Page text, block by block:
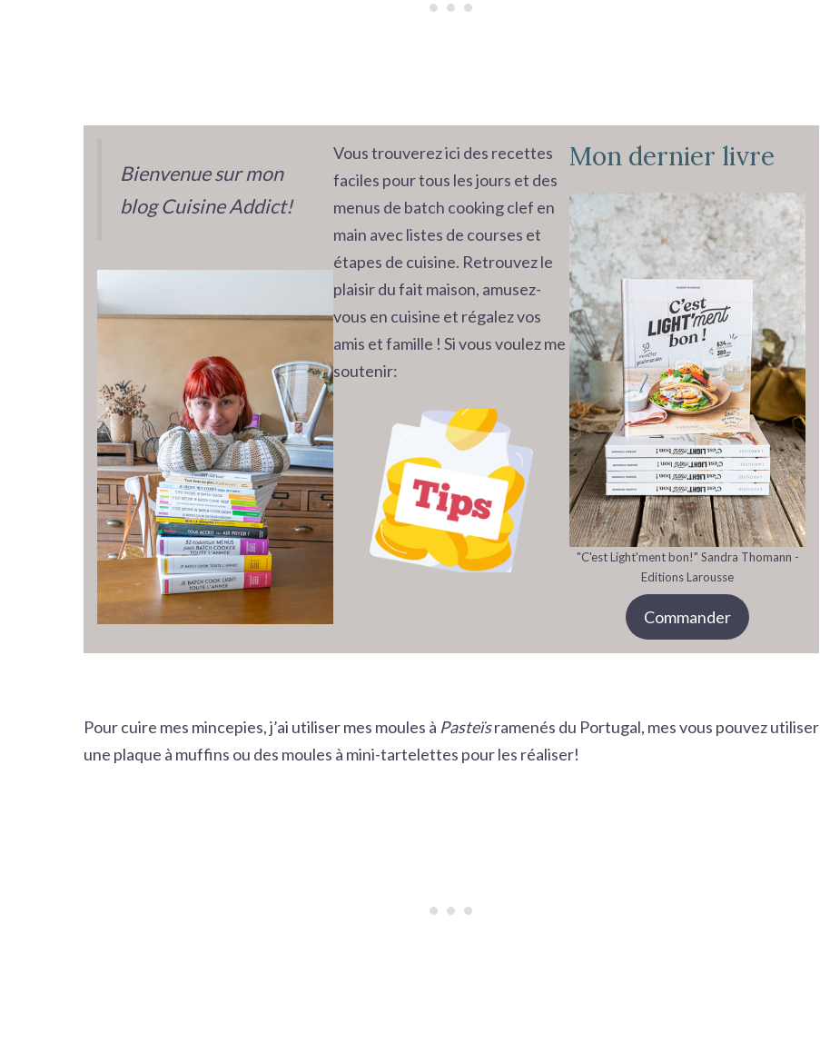
Bienvenue sur mon
blog Cuisine Addict!
Vous trouverez ici des recettes
faciles pour tous les jours et des
menus de batch cooking clef en
main avec listes de courses et
étapes de cuisine. Retrouvez le
plaisir du fait maison, amusez-
vous en cuisine et régalez vos
amis et famille ! Si vous voulez me
soutenir:
Mon dernier livre
"C'est Light'ment bon!" Sandra Thomann -
Editions Larousse
Commander
Pour cuire mes mincepies, j’ai utiliser mes moules à Pasteïsramenés du Portugal, mes vous pouvez utiliser
une plaque à muffins ou des moules à mini-tartelettes pour les réaliser!